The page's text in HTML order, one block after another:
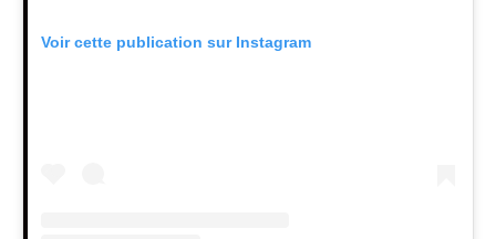
Voir cette publication sur Instagram